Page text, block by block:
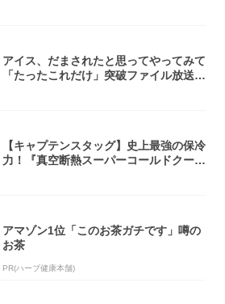
アイス、だまされたと思ってやってみて
「たったこれだけ」突破ファイル放送で
【キャプテンスタッグ】史上最強の保冷
力！『真空断熱スーパーコールドクーラ
アマゾン1位「このお茶ガチです」噂の
お茶
PR(ハーブ健康本舗)